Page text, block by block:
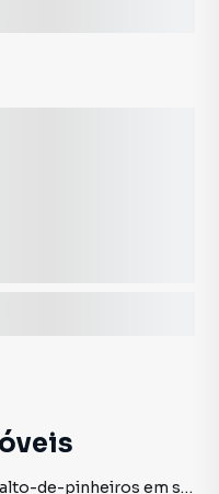
Apartamento à venda no bairro alto-de-pinheiros em sao-paulo sp com 6 vagas